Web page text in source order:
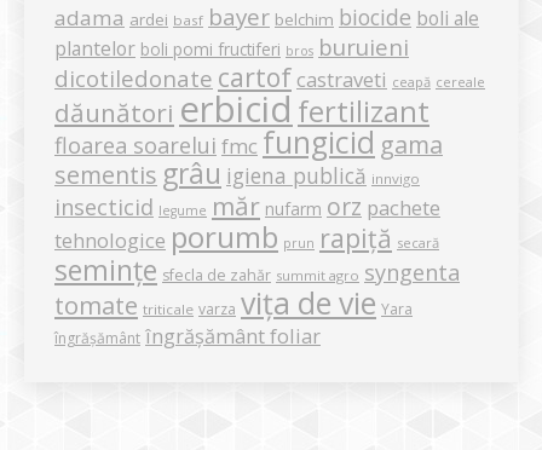
adama ardei basf bayer belchim biocide boli ale
plantelor boli pomi fructiferi bros buruieni
dicotiledonate cartof castraveti ceapă cereale
dăunători erbicid fertilizant
floarea soarelui fmc fungicid gama
sementis grâu igiena publică innvigo
insecticid legume măr nufarm orz pachete
tehnologice porumb prun rapiță secară
semințe sfecla de zahăr summit agro syngenta
tomate triticale varza vița de vie Yara
îngrășământ îngrășământ foliar